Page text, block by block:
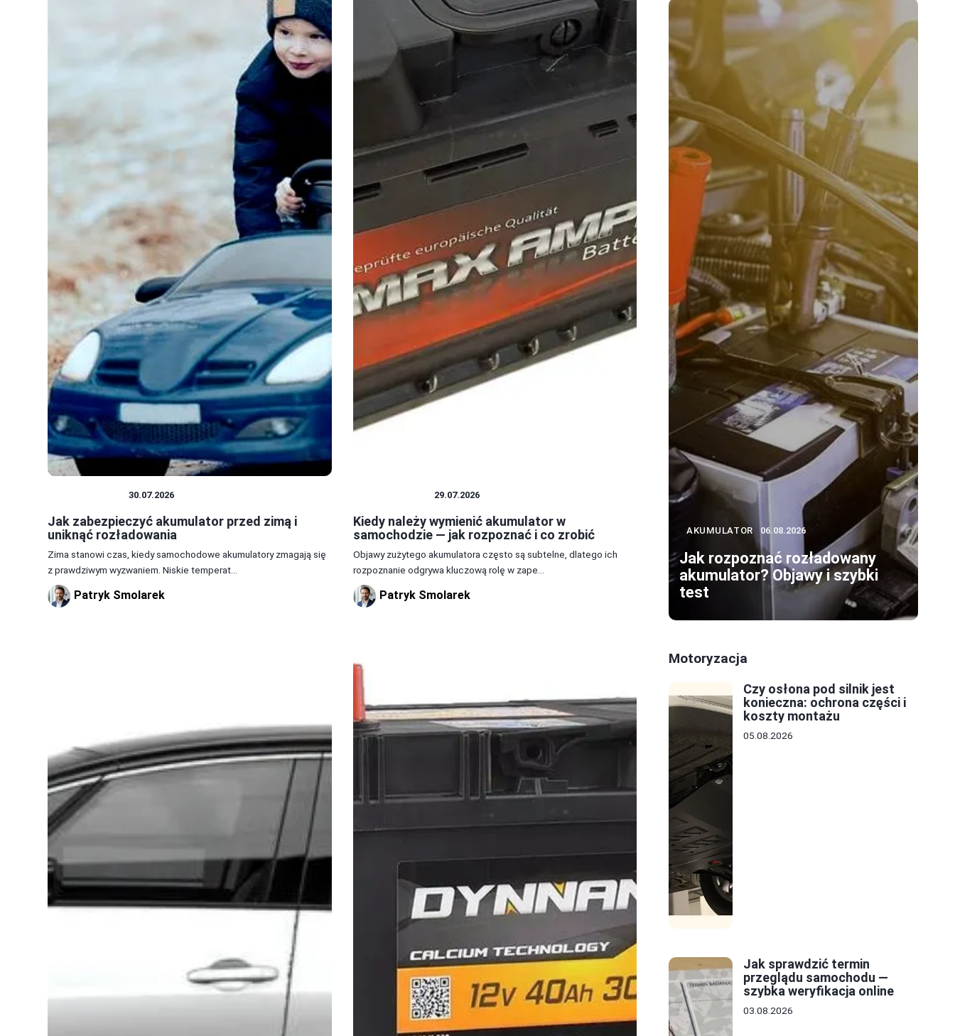
30.07.2026
Jak zabezpieczyć akumulator przed zimą i
uniknąć rozładowania
Zima stanowi czas, kiedy samochodowe akumulatory zmagają się
z prawdziwym wyzwaniem. Niskie temperat...
Patryk Smolarek
29.07.2026
Kiedy należy wymienić akumulator w
samochodzie — jak rozpoznać i co zrobić
Objawy zużytego akumulatora często są subtelne, dlatego ich
rozpoznanie odgrywa kluczową rolę w zape...
Patryk Smolarek
AKUMULATOR 06.08.2026
Jak rozpoznać rozładowany
akumulator? Objawy i szybki
test
Motoryzacja
Czy osłona pod silnik jest
konieczna: ochrona części i
koszty montażu
05.08.2026
Jak sprawdzić termin
przeglądu samochodu —
szybka weryfikacja online
03.08.2026